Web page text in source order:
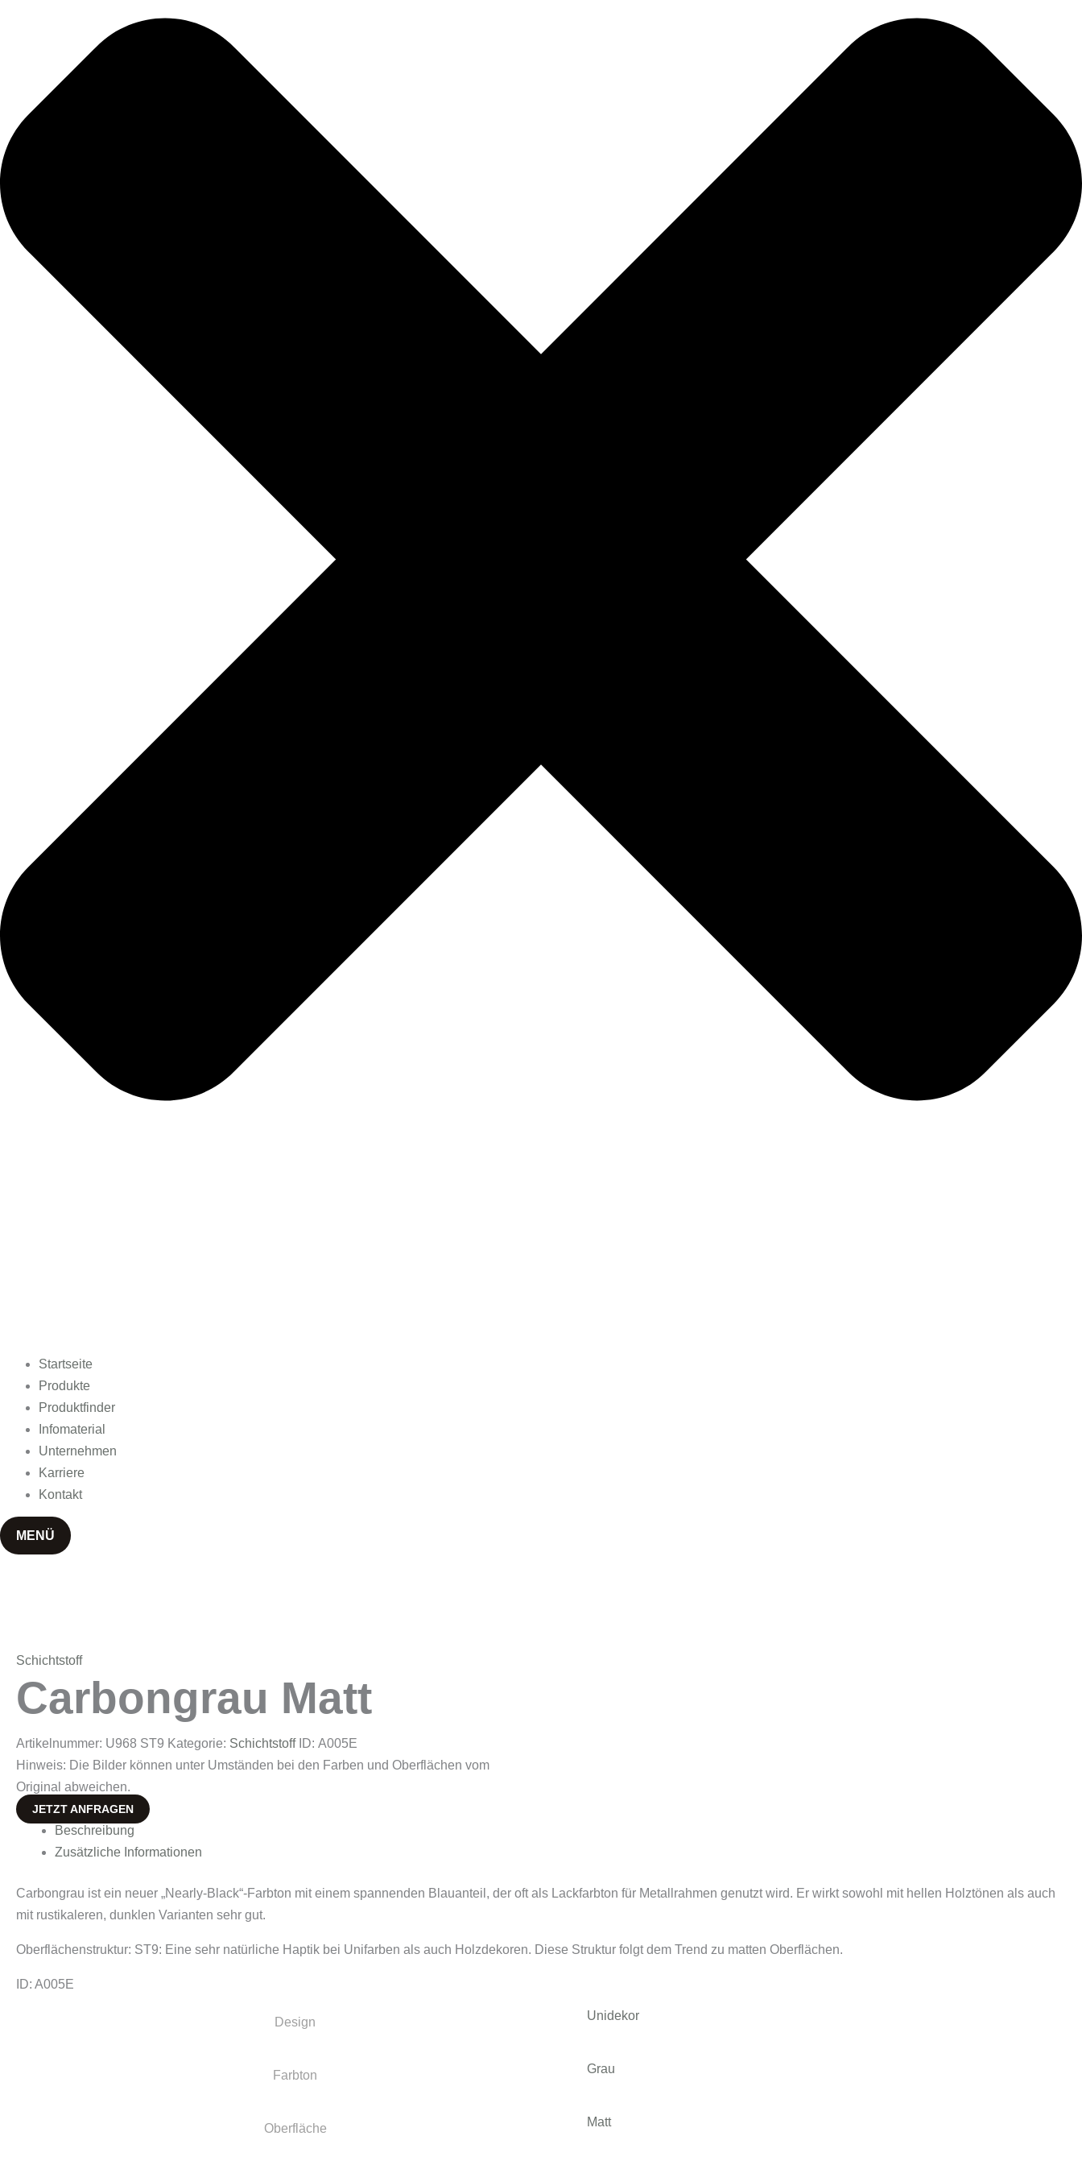
Startseite
Produkte
Produktfinder
Infomaterial
Unternehmen
Karriere
Kontakt
MENÜ
Schichtstoff
Carbongrau Matt
Artikelnummer: U968 ST9 Kategorie: Schichtstoff ID: A005E
Hinweis: Die Bilder können unter Umständen bei den Farben und Oberflächen vom
Original abweichen.
JETZT ANFRAGEN
Beschreibung
Zusätzliche Informationen
Carbongrau ist ein neuer „Nearly-Black“-Farbton mit einem spannenden Blauanteil, der oft als Lackfarbton für Metallrahmen genutzt wird. Er wirkt sowohl mit hellen Holztönen als auch
mit rustikaleren, dunklen Varianten sehr gut.
Oberflächenstruktur: ST9: Eine sehr natürliche Haptik bei Unifarben als auch Holzdekoren. Diese Struktur folgt dem Trend zu matten Oberflächen.
ID: A005E
Design Unidekor
Farbton Grau
Oberfläche Matt